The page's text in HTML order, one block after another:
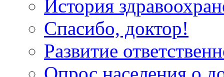
История
Спасибо, доктор!
Развитие